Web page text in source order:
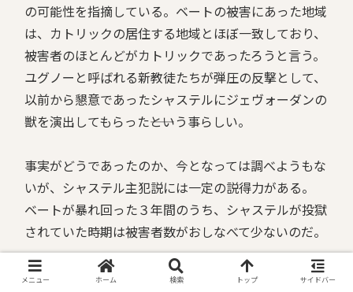
の可能性を指摘している。ベートの被害にあった地域
は、カトリックの居住する地域とほぼ一致しており、
被害者のほとんどがカトリックであったろうと言う。
ユグノーと呼ばれる新教徒たちが弾圧の反撃として、
以前から懇意であったシャステルにジェヴォーダンの
獣を演出してもらった――という事らしい。
事実がどうであったのか、今となっては調べようもな
いが、シャステル主犯説には一定の説得力がある。
ベートが暴れ回った３年間のうち、シャステルが投獄
されていた時期は被害者数がおしなべて少ないのだ。
アフリカに滞在していた、飲み屋を経営していた、蛮
メニュー ホーム 検索 トップ サイドバー